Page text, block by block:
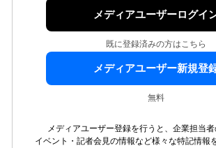
メディアユーザーログイ
既に登録済みの方はこちら
メディアユーザー新規登
無料
メディアユーザー登録を行うと、企業担当者
イベント・記者会見の情報など様々な特記情報